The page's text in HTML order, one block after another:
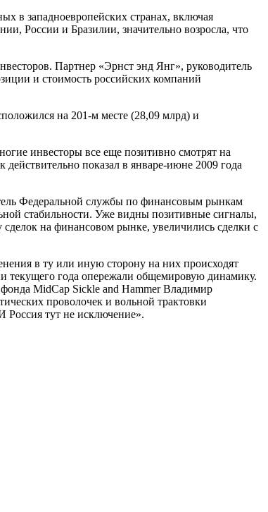
в западноевропейских странах, включая
России и Бразилии, значительно возросла, что
Партнер «Эрнст энд Янг», руководитель
и стоимость российских компаний
на 201-м месте (28,09 млрд) и
инвесторы все еще позитивно смотрят на
показал в январе-июне 2009 года
Федеральной службы по финансовым рынкам
стабильности. Уже видны позитивные сигналы,
на финансовом рынке, увеличились сделки с
в ту или иную сторону на них происходят
текущего года опережали общемировую динамику.
MidCap Sickle and Hammer Владимир
проволочек и вольной трактовки
Россия тут не исключение».